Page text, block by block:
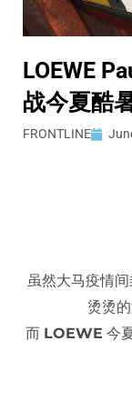
LOEWE
战今夏酷暑
FRONTLINE
虽然大马疫情
烫烫
而 LOEWE 今